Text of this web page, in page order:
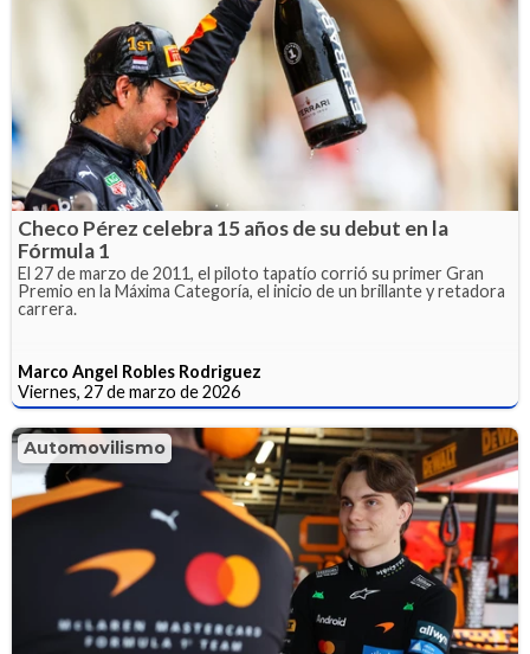
Checo Pérez celebra 15 años de su debut en la
Fórmula 1
El 27 de marzo de 2011, el piloto tapatío corrió su primer Gran
Premio en la Máxima Categoría, el inicio de un brillante y retadora
carrera.
Marco Angel Robles Rodriguez
Viernes, 27 de marzo de 2026
Automovilismo